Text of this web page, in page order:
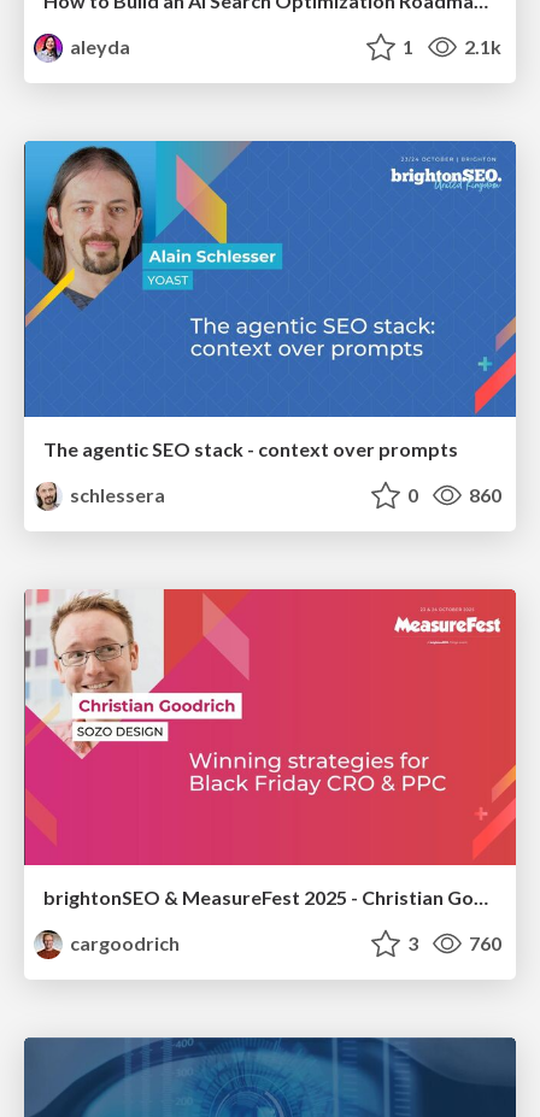
aleyda
1 2.1k
The agentic SEO stack - context over prompts
schlessera
0 860
brightonSEO & MeasureFest 2025 - Christian Goodrich - Winning strategies for Black Friday CRO & PPC
cargoodrich
3 760